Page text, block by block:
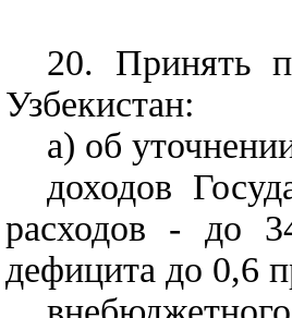
20. Принять
Узбекистан:
а) об
доходов
расходов - до
дефицита до 0,6